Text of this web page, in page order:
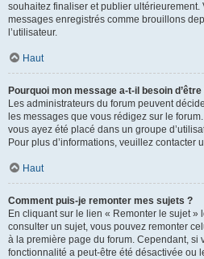
souhaitez finaliser et publier ultérieurement.
messages enregistrés comme brouillons
l’utilisateur.
Haut
Pourquoi mon message a-t-il besoin
Les administrateurs du forum peuvent
les messages que vous rédigez sur le
vous ayez été placé dans un groupe
Pour plus d’informations, veuillez contacter
Haut
Comment puis-je remonter mes sujets ?
En cliquant sur le lien « Remonter le sujet »
consulter un sujet, vous pouvez remonter
à la première page du forum. Cependant, si
fonctionnalité a peut-être été désactivée ou